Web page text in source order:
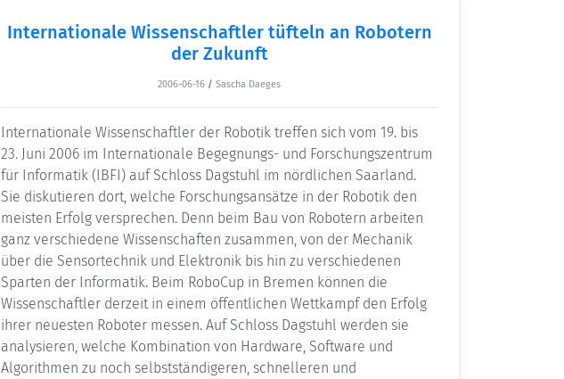
Internationale Wissenschaftler tüfteln an Robotern
der Zukunft
2006-06-16 / Sascha Daeges
Internationale Wissenschaftler der Robotik treffen sich vom 19. bis
23. Juni 2006 im Internationale Begegnungs- und Forschungszentrum
für Informatik (IBFI) auf Schloss Dagstuhl im nördlichen Saarland.
Sie diskutieren dort, welche Forschungsansätze in der Robotik den
meisten Erfolg versprechen. Denn beim Bau von Robotern arbeiten
ganz verschiedene Wissenschaften zusammen, von der Mechanik
über die Sensortechnik und Elektronik bis hin zu verschiedenen
Sparten der Informatik. Beim RoboCup in Bremen können die
Wissenschaftler derzeit in einem öffentlichen Wettkampf den Erfolg
ihrer neuesten Roboter messen. Auf Schloss Dagstuhl werden sie
analysieren, welche Kombination von Hardware, Software und
Algorithmen zu noch selbstständigeren, schnelleren und